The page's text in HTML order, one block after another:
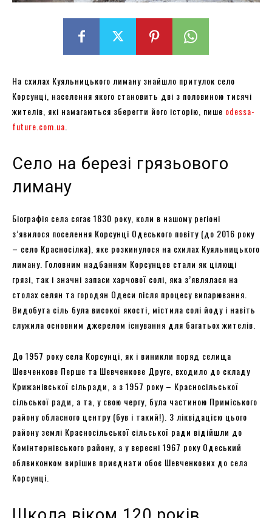
На схилах Куяльницького лиману знайшло притулок село
Корсунці, населення якого становить дві з половиною тисячі
жителів, які намагаються зберегти його історію, пише odessa-
future.com.ua
Село на березі грязьового
лиману
Біографія села сягає 1830 року, коли в нашому регіоні
з’явилося поселення Корсунці Одеського повіту (до 2016 року
– село Красносілка), яке розкинулося на схилах Куяльницького
лиману. Головним надбанням Корсунцев стали як цілющі
грязі, так і значні запаси харчової солі, яка з’являлася на
столах селян та городян Одеси після процесу випарювання.
Видобута сіль була високої якості, містила солі йоду і навіть
служила основним джерелом існування для багатьох жителів.
До 1957 року села Корсунці, як і виникли поряд селища
Шевченкове Перше та Шевченкове Друге, входило до складу
Крижанівської сільради, а з 1957 року – Красносільської
сільської ради, а та, у свою чергу, була частиною Приміського
району обласного центру (був і такий!). З ліквідацією цього
району землі Красносільської сільської ради відійшли до
Комінтернівського району, а у вересні 1967 року Одеський
облвиконком вирішив приєднати обоє Шевченкових до села
Корсунці.